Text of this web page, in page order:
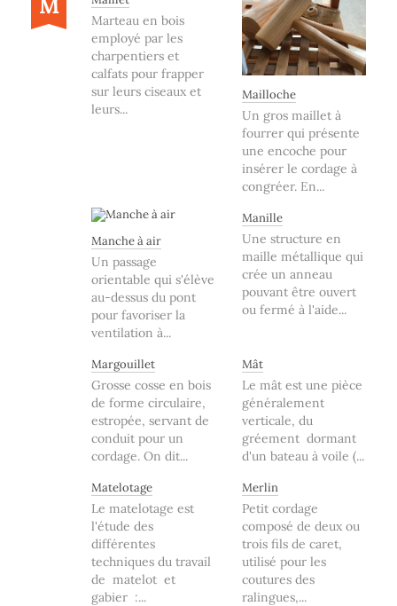
M
Marteau en bois
employé par les
charpentiers et
calfats pour frapper
sur leurs ciseaux et
leurs...
Mailloche
Un gros maillet à
fourrer qui présente
une encoche pour
insérer le cordage à
congréer. En...
Manche à air
Un passage
orientable qui s'élève
au-dessus du pont
pour favoriser la
ventilation à...
Manille
Une structure en
maille métallique qui
crée un anneau
pouvant être ouvert
ou fermé à l'aide...
Margouillet
Grosse cosse en bois
de forme circulaire,
estropée, servant de
conduit pour un
cordage. On dit...
Mât
Le mât est une pièce
généralement
verticale, du
gréement dormant
d'un bateau à voile (...
Matelotage
Le matelotage est
l'étude des
différentes
techniques du travail
de matelot et
gabier :...
Merlin
Petit cordage
composé de deux ou
trois fils de caret,
utilisé pour les
coutures des
ralingues,...